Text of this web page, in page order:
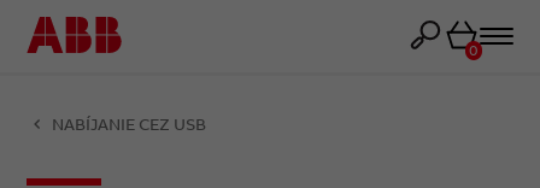
Košík
0
NABÍJANIE CEZ USB